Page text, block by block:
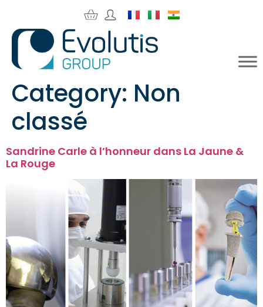
Category: Non
classé
Sandrine Carle à l’honneur dans La Jaune &
La Rouge